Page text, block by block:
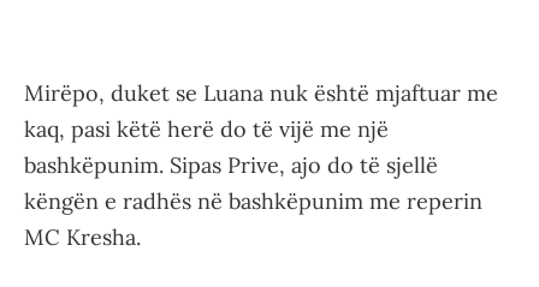
Mirëpo, duket se Luana nuk është mjaftuar me
kaq, pasi këtë herë do të vijë me një
bashkëpunim. Sipas Prive, ajo do të sjellë
këngën e radhës në bashkëpunim me reperin
MC Kresha.